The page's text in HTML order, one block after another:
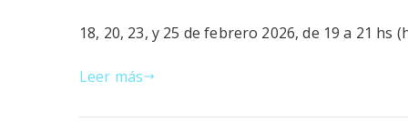
18, 20, 23, y 25 de febrero 2026, de 19 a 21
Leer más